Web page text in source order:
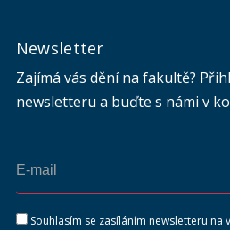
Newsletter
Zajímá vás dění na fakultě?
newsletteru a buďte s námi v
Souhlasím se zasíláním newsletteru na